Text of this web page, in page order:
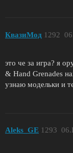
КвазиМод 1292
это че за игра? я
& Hand Grenades
узнаю модельки и
Aleks_GE 1293